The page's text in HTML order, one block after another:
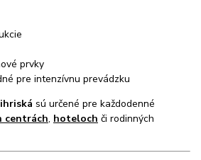
prvky
pre intenzívnu prevádzku
sú určené pre každodenné
centrách, hoteloch či rodinných